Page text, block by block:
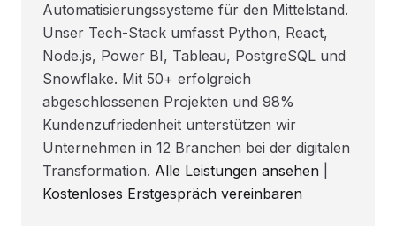
Automatisierungssysteme für den Mittelstand.
Unser Tech-Stack umfasst Python, React,
Node.js, Power BI, Tableau, PostgreSQL und
Snowflake. Mit 50+ erfolgreich
abgeschlossenen Projekten und 98%
Kundenzufriedenheit unterstützen wir
Unternehmen in 12 Branchen bei der digitalen
Transformation. Alle Leistungen ansehen
Kostenloses Erstgespräch vereinbaren